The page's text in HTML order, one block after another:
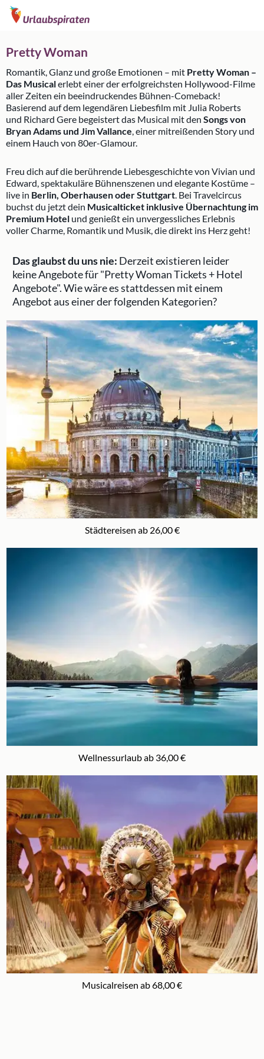
Pretty Woman
Romantik, Glanz und große Emotionen – mit Pretty Woman –
Das Musicalerlebt einer der erfolgreichsten Hollywood-Filme
aller Zeiten ein beeindruckendes Bühnen-Comeback!
Basierend auf dem legendären Liebesfilm mit Julia Roberts
und Richard Gere begeistert das Musical mit den Songs von
Bryan Adams und Jim Vallance, einer mitreißenden Story und
einem Hauch von 80er-Glamour.
Freu dich auf die berührende Liebesgeschichte von Vivian und
Edward, spektakuläre Bühnenszenen und elegante Kostüme –
live in Berlin, Oberhausen oder Stuttgart. Bei Travelcircus
buchst du jetzt dein Musicalticket inklusive Übernachtung im
Premium Hotel und genießt ein unvergessliches Erlebnis
voller Charme, Romantik und Musik, die direkt ins Herz geht!
Das glaubst du uns nie: Derzeit existieren leider
keine Angebote für "Pretty Woman Tickets + Hotel
Angebote".Wie wäre es stattdessen mit einem
Angebot aus einer der folgenden Kategorien?
Städtereisen ab 26,00 €
Wellnessurlaub ab 36,00 €
Musicalreisen ab 68,00 €